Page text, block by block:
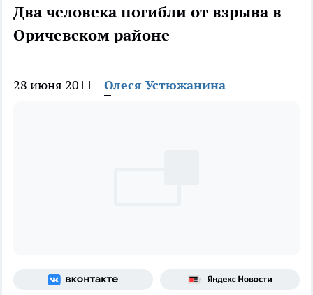
Два человека погибли от взрыва в
Оричевском районе
28 июня 2011 Олеся Устюжанина